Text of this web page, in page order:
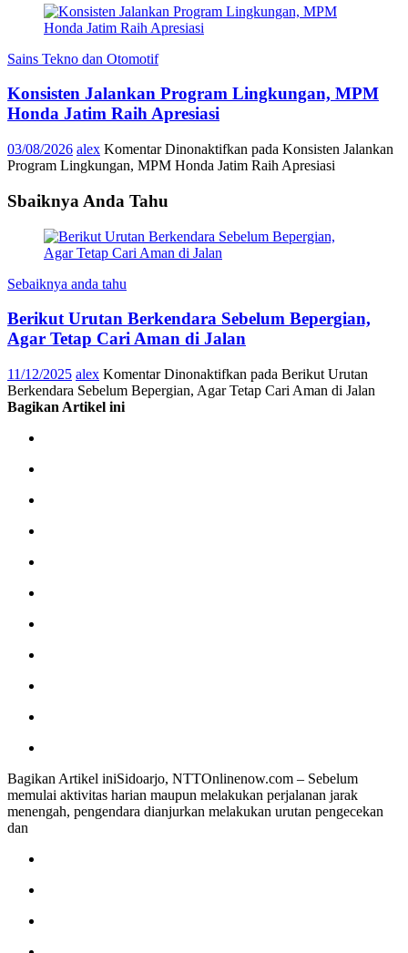
Sains Tekno dan Otomotif
Konsisten Jalankan Program Lingkungan, MPM
Honda Jatim Raih Apresiasi
03/08/2026 alex Komentar Dinonaktifkan pada Konsisten Jalankan
Program Lingkungan, MPM Honda Jatim Raih Apresiasi
Sbaiknya Anda Tahu
Sebaiknya anda tahu
Berikut Urutan Berkendara Sebelum Bepergian,
Agar Tetap Cari Aman di Jalan
11/12/2025 alex Komentar Dinonaktifkan pada Berikut Urutan
Berkendara Sebelum Bepergian, Agar Tetap Cari Aman di Jalan
Bagikan Artikel ini
Bagikan Artikel iniSidoarjo, NTTOnlinenow.com – Sebelum
memulai aktivitas harian maupun melakukan perjalanan jarak
menengah, pengendara dianjurkan melakukan urutan pengecekan
dan